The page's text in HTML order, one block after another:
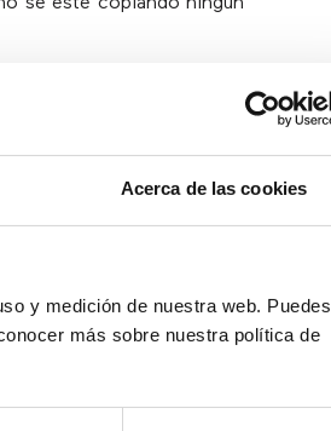
Acerca de las cookies
y medición de nuestra web. Puedes
más sobre nuestra política de
se esté copiando ningún